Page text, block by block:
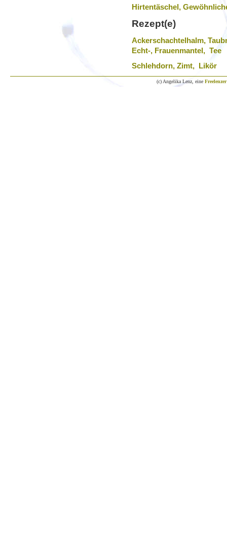
Hirtentäschel,
Rezept(e)
Ackerschachtelhalm,
Echt-, Frauenmantel, Tee
Schlehdorn, Zimt, Likör
(c) Angelika Lenz, eine Freelenzer